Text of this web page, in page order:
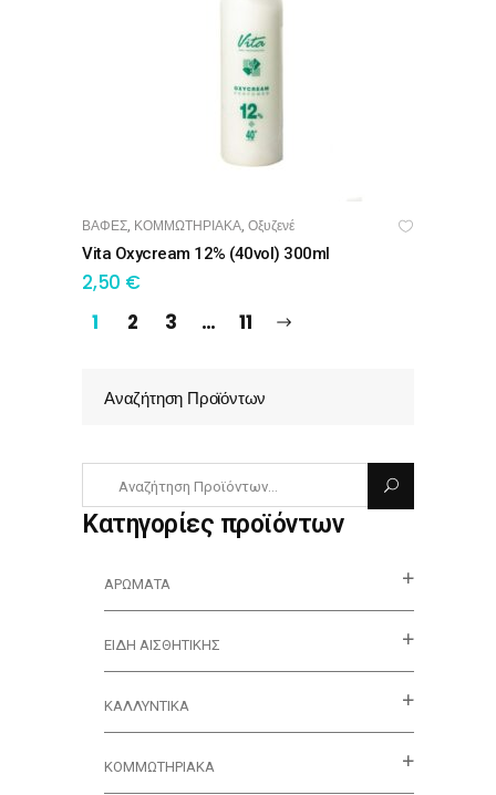
ΠΡΟΣΘΉΚΗ ΣΤΟ ΚΑΛΆΘΙ
ΒΑΦΕΣ, ΚΟΜΜΩΤΗΡΙΑΚΑ, Οξυζενέ
Vita Oxycream 12% (40vol) 300ml
2,50 €
1
2 3 … 11
Αναζήτηση Προϊόντων
Κατηγορίες προϊόντων
ΑΡΏΜΑΤΑ
ΕΊΔΗ ΑΙΣΘΗΤΙΚΉΣ
ΚΑΛΛΥΝΤΙΚΆ
ΚΟΜΜΩΤΗΡΙΑΚΑ